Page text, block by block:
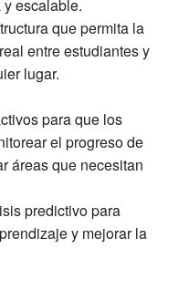
escalable.
que permita la
entre estudiantes y
lugar.
para que los
el progreso de
áreas que necesitan
predictivo para
y mejorar la